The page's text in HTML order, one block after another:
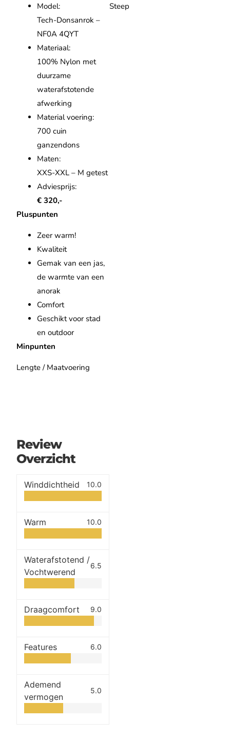
Model: Steep
Tech-Donsanrok –
NF0A 4QYT
Materiaal:
100% Nylon met
duurzame
waterafstotende
afwerking
Material voering:
700 cuin
ganzendons
Maten:
XXS-XXL – M getest
Adviesprijs:
€ 320,-
Pluspunten
Zeer warm!
Kwaliteit
Gemak van een jas,
de warmte van een
anorak
Comfort
Geschikt voor stad
en outdoor
Minpunten
Lengte / Maatvoering
Review
Overzicht
Winddichtheid 10.0
Warm 10.0
Waterafstotend /
Vochtwerend
6.5
Draagcomfort 9.0
Features 6.0
Ademend
vermogen
5.0